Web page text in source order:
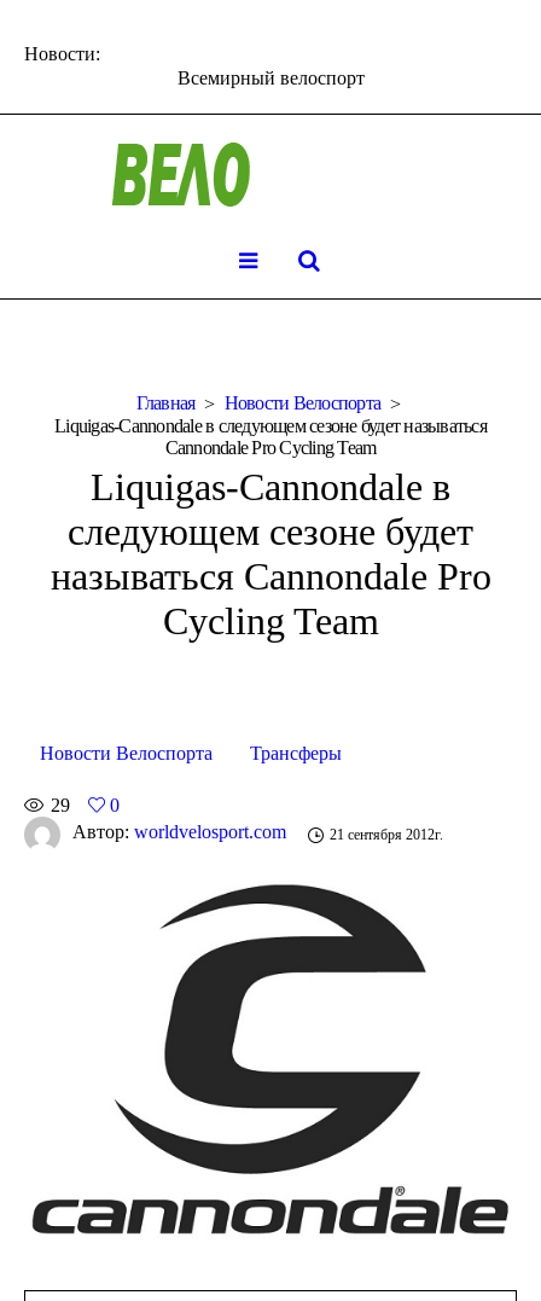
Новости:
Всемирный велоспорт
Главная
Новости Велоспорта
Liquigas-Cannondale в следующем сезоне будет называться
Cannondale Pro Cycling Team
Liquigas-Cannondale в
следующем сезоне будет
называться Cannondale Pro
Cycling Team
Новости Велоспорта Трансферы
29
0
Автор: worldvelosport.com 21 сентября 2012г.